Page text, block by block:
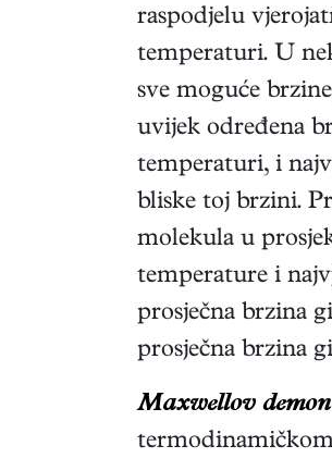
raspodjelu
temperaturi. U
sve moguće
uvijek određena
temperaturi, i
bliske toj brzini.
molekula u
temperature i
prosječna brzina
prosječna brzina
Maxwellov demon